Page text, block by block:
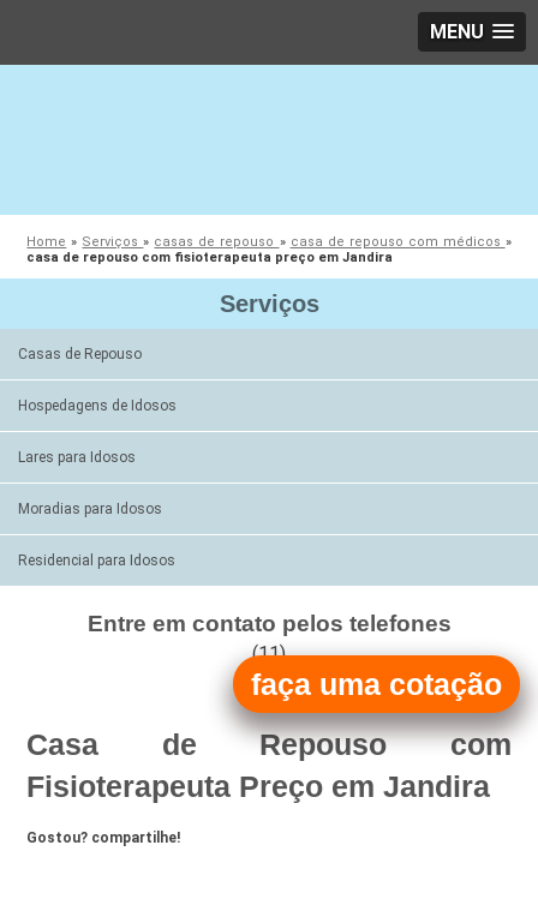
MENU
Home » Serviços» casas de repouso » casa de repouso com médicos »
casa de repouso com fisioterapeuta preço em Jandira
Serviços
Casas de Repouso
Hospedagens de Idosos
Lares para Idosos
Moradias para Idosos
Residencial para Idosos
Entre em contato pelos telefones
(11)
(11)
Casa de Repouso com
Fisioterapeuta Preço em Jandira
Gostou? compartilhe!
faça uma cotação